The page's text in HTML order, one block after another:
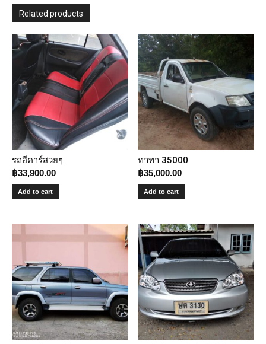
Related products
รถอีคาร์สวยๆ
฿33,900.00
Add to cart
ทาทา 35000
฿35,000.00
Add to cart